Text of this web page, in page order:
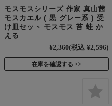
モスモスシリーズ 作家 真山茜
モスカエル ( 黒 グレー系 ) 受
け皿セット モスモス 苔 蛙 か
える
¥2,360(税込 ¥2,596)
在庫を確認する